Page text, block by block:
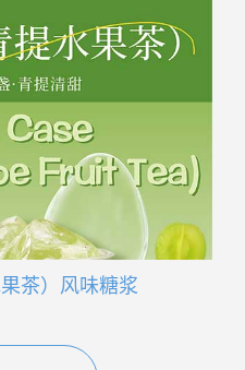
茶）风味糖浆